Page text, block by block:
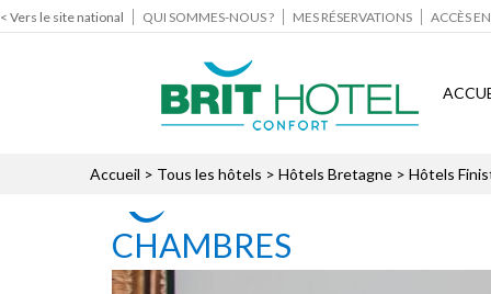
< Vers le site national QUI SOMMES-NOUS ? MES RÉSERVATIONS ACCÈS
Accueil > Tous les hôtels > Hôtels Bretagne > Hôtels
CHAMBRES